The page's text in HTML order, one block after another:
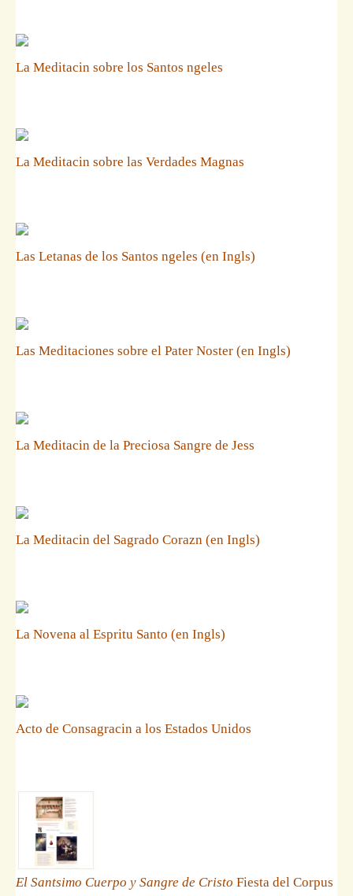
La Meditacin sobre los Santos ngeles
La Meditacin sobre las Verdades Magnas
Las Letanas de los Santos ngeles (en Ingls)
Las Meditaciones sobre el Pater Noster (en Ingls)
La Meditacin de la Preciosa Sangre de Jess
La Meditacin del Sagrado Corazn (en Ingls)
La Novena al Espritu Santo (en Ingls)
Acto de Consagracin a los Estados Unidos
El Santsimo Cuerpo y Sangre de Cristo Fiesta del Corpus